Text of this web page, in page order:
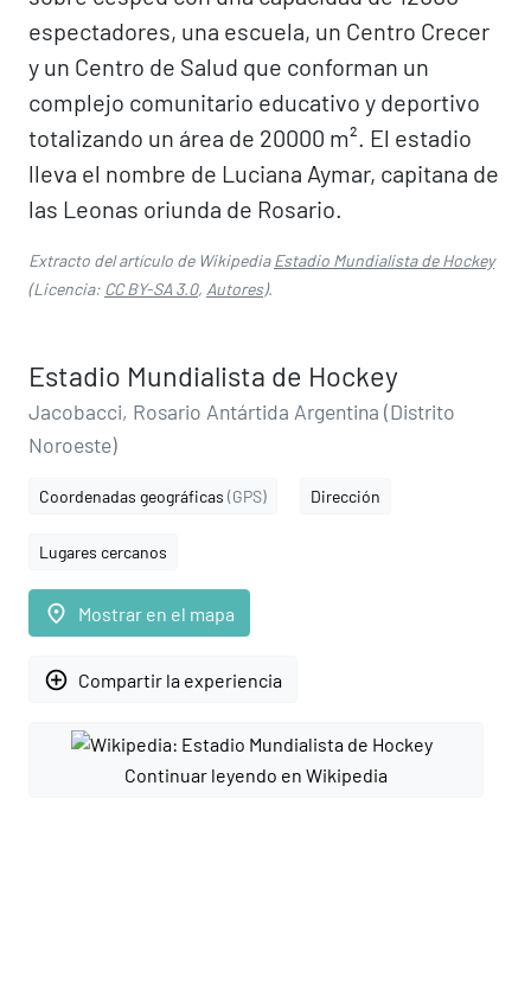
espectadores, una escuela, un Centro Crecer
y un Centro de Salud que conforman un
complejo comunitario educativo y deportivo
totalizando un área de 20000 m². El estadio
lleva el nombre de Luciana Aymar, capitana de
las Leonas oriunda de Rosario.
Extracto del artículo de WikipediaEstadio Mundialista de Hockey
(Licencia: CC BY-SA 3.0, Autores).
Estadio Mundialista de Hockey
Jacobacci, Rosario Antártida Argentina (Distrito
Noroeste)
Coordenadas geográficas (GPS) Dirección
Lugares cercanos
place Mostrar en el mapa
add_circle_outline Compartir la experiencia
Continuar leyendo en Wikipedia